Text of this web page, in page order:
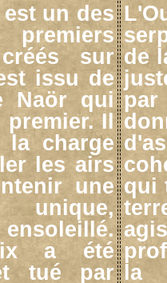
un des
sur
issu de
Naör qui
premier. Il
la charge
les airs
une
a été
tué par
de
par
qui
la